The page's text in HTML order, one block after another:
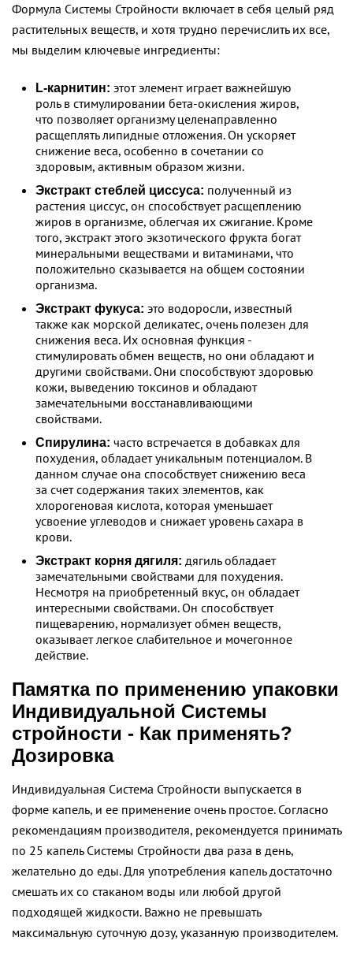
Формула Системы Стройности включает в себя целый ряд
растительных веществ, и хотя трудно перечислить их все,
мы выделим ключевые ингредиенты:
L-карнитин: этот элемент играет важнейшую
роль в стимулировании бета-окисления жиров,
что позволяет организму целенаправленно
расщеплять липидные отложения. Он ускоряет
снижение веса, особенно в сочетании со
здоровым, активным образом жизни.
Экстракт стеблей циссуса: полученный из
растения циссус, он способствует расщеплению
жиров в организме, облегчая их сжигание. Кроме
того, экстракт этого экзотического фрукта богат
минеральными веществами и витаминами, что
положительно сказывается на общем состоянии
организма.
Экстракт фукуса: это водоросли, известный
также как морской деликатес, очень полезен для
снижения веса. Их основная функция -
стимулировать обмен веществ, но они обладают и
другими свойствами. Они способствуют здоровью
кожи, выведению токсинов и обладают
замечательными восстанавливающими
свойствами.
Спирулина: часто встречается в добавках для
похудения, обладает уникальным потенциалом. В
данном случае она способствует снижению веса
за счет содержания таких элементов, как
хлорогеновая кислота, которая уменьшает
усвоение углеводов и снижает уровень сахара в
крови.
Экстракт корня дягиля: дягиль обладает
замечательными свойствами для похудения.
Несмотря на приобретенный вкус, он обладает
интересными свойствами. Он способствует
пищеварению, нормализует обмен веществ,
оказывает легкое слабительное и мочегонное
действие.
Памятка по применению упаковки
Индивидуальной Системы
стройности - Как применять?
Дозировка
Индивидуальная Система Стройности выпускается в
форме капель, и ее применение очень простое. Согласно
рекомендациям производителя, рекомендуется принимать
по 25 капель Системы Стройности два раза в день,
желательно до еды. Для употребления капель достаточно
смешать их со стаканом воды или любой другой
подходящей жидкости. Важно не превышать
максимальную суточную дозу, указанную производителем.